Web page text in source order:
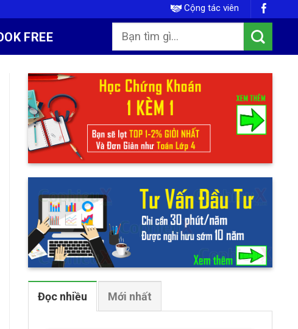
Cộng tác viên
FREE
Đọc nhiều Mới nhất